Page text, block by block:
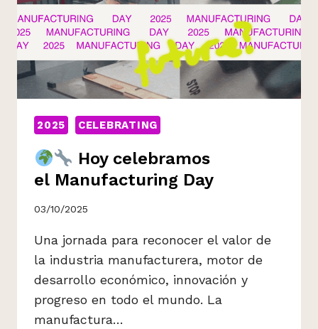
2025 CELEBRATING
Hoy celebramos
el Manufacturing Day
03/10/2025
Una jornada para reconocer el valor de
la industria manufacturera, motor de
desarrollo económico, innovación y
progreso en todo el mundo. La
manufactura…